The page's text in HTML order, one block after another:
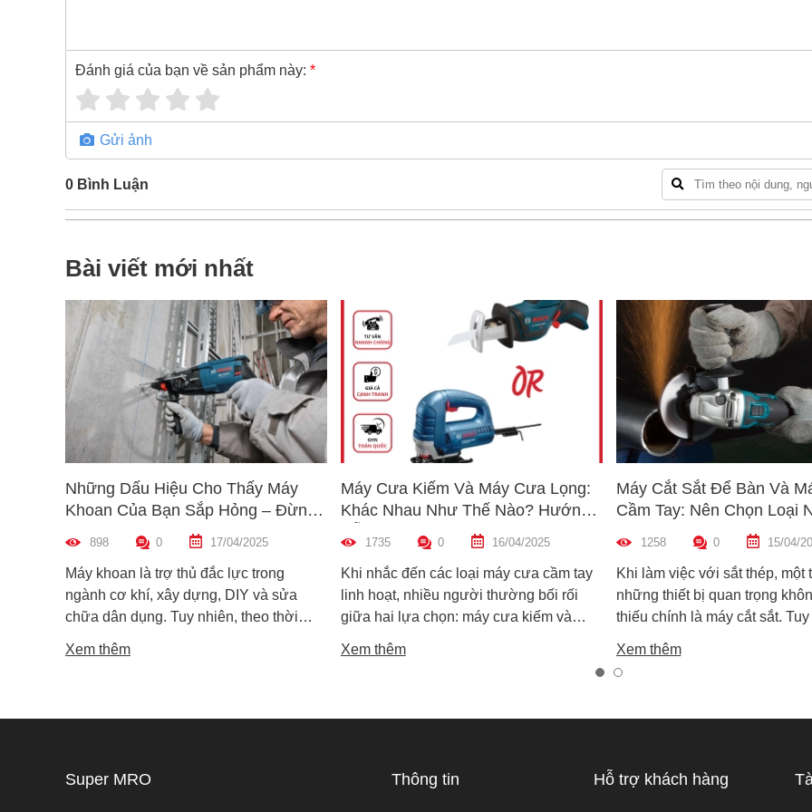
Đánh giá của bạn về sản phẩm này: *
Gửi ảnh
0 Bình Luận
Bài viết mới nhất
Những Dấu Hiệu Cho Thấy Máy
Khoan Của Bạn Sắp Hỏng – Đừng
898 0 17/04/2025
Máy khoan là trợ thủ đắc lực trong
ngành cơ khí, xây dựng, DIY và sửa
chữa dân dụng. Tuy nhiên, theo thời
xuống cấp và hư hỏng nếu không được
các dấu hiệu máy khoan sắp hỏng? Hãy
Xem thêm
Máy Cưa Kiếm Và Máy Cưa Lọng:
Khác Nhau Như Thế Nào? Hướng
Dẫn Chọn Máy Phù Hợp
1735 0 16/04/2025
Khi nhắc đến các loại máy cưa cầm tay
linh hoạt, nhiều người thường bối rối
giữa hai lựa chọn: máy cưa kiếm và
trong các công việc cắt gỗ, sắt, nhựa và
khác nhau như thế nào? Loại nào sẽ
phù hợp với công việc của bạn hơn?
Xem thêm
Máy Cắt Sắt Để Bàn Và
Cầm Tay: Nên Chọn Loại
Hợp Nhất?
1258 0 15/04/
Khi làm việc với sắt thép, một
những thiết bị quan trọng
thiếu chính là máy cắt sắt.
biến là máy cắt sắt để bàn và
sắt cầm tay, khiến nhiều
và tư vấn chọn lựa loại máy
nhất với nhu cầu sử dụng
Xem thêm
Super MRO Thông tin Hỗ trợ khách hàng